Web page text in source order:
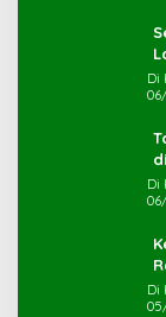
Di
Di
Di